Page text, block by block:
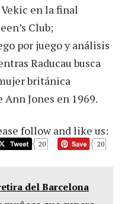
en la final
Club;
por juego y análisis
Raducau busca
británica
Ann Jones en 1969.
follow and like us:
20 20
del Barcelona